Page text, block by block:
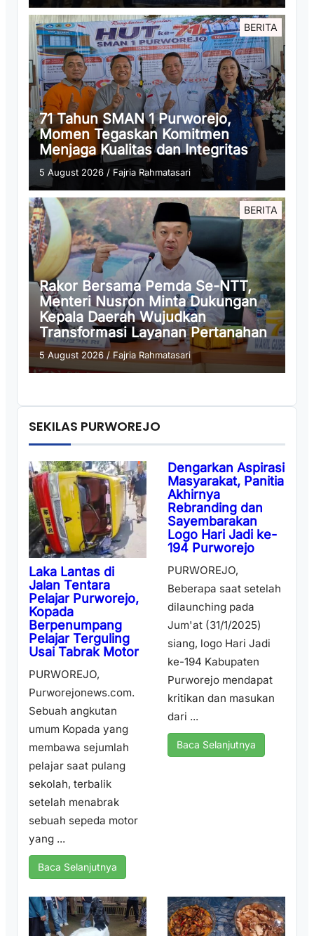
BERITA
71 Tahun SMAN 1 Purworejo,
Momen Tegaskan Komitmen
Menjaga Kualitas dan Integritas
5 August 2026 / Fajria Rahmatasari
BERITA
Rakor Bersama Pemda Se-NTT,
Menteri Nusron Minta Dukungan
Kepala Daerah Wujudkan
Transformasi Layanan Pertanahan
5 August 2026/Fajria Rahmatasari
SEKILAS PURWOREJO
Laka Lantas di
Jalan Tentara
Pelajar Purworejo,
Kopada
Berpenumpang
Pelajar Terguling
Usai Tabrak Motor
PURWOREJO,
Purworejonews.com.
Sebuah angkutan
umum Kopada yang
membawa sejumlah
pelajar saat pulang
sekolah, terbalik
setelah menabrak
sebuah sepeda motor
yang ...
Baca Selanjutnya
Dengarkan Aspirasi
Masyarakat, Panitia
Akhirnya
Rebranding dan
Sayembarakan
Logo Hari Jadi ke-
194 Purworejo
PURWOREJO,
Beberapa saat setelah
dilaunching pada
Jum'at (31/1/2025)
siang, logo Hari Jadi
ke-194 Kabupaten
Purworejo mendapat
kritikan dan masukan
dari ...
Baca Selanjutnya